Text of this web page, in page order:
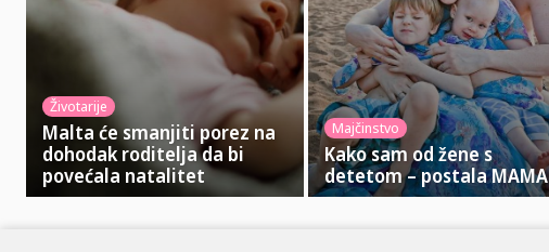
Životarije
Malta će smanjiti porez na
dohodak roditelja da bi
povećala natalitet
Majčinstvo
Kako sam od žene s
detetom – postala MAMA